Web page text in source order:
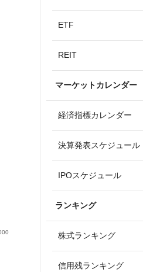
ETF
REIT
マーケットカレンダー
経済指標カレンダー
決算発表スケジュール
IPOスケジュール
ランキング
株式ランキング
信用残ランキング